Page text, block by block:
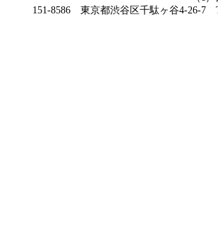
151-8586 東京都渋谷区千駄ヶ谷4-26-